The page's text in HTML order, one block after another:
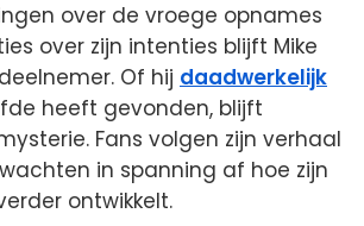
over de vroege opnames
over zijn intenties blijft Mike
Of hij daadwerkelijk
heeft gevonden, blijft
Fans volgen zijn verhaal
in spanning af hoe zijn
ontwikkelt.